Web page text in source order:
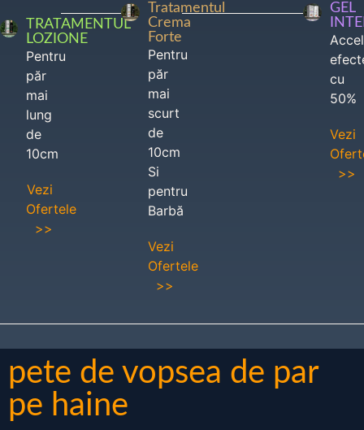
TRATAMENTUL
LOZIONE
Pentru
păr
mai
lung
de
10cm
Vezi
Ofertele
>>
Tratamentul
Crema
Forte
Pentru
păr
mai
scurt
de
10cm
Si
pentru
Barbă
Vezi
Ofertele
>>
GEL
cu
50%
Vezi
>>
pete de vopsea de par
pe haine